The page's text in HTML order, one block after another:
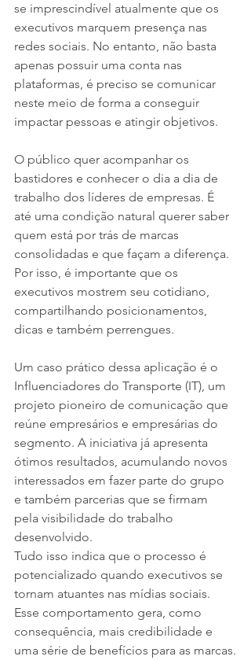
se imprescindível atualmente que os
executivos marquem presença nas
redes sociais. No entanto, não basta
apenas possuir uma conta nas
plataformas, é preciso se comunicar
neste meio de forma a conseguir
impactar pessoas e atingir objetivos.
O público quer acompanhar os
bastidores e conhecer o dia a dia de
trabalho dos líderes de empresas. É
até uma condição natural querer saber
quem está por trás de marcas
consolidadas e que façam a diferença.
Por isso, é importante que os
executivos mostrem seu cotidiano,
compartilhando posicionamentos,
dicas e também perrengues.
Um caso prático dessa aplicação é o
Influenciadores do Transporte (IT), um
projeto pioneiro de comunicação que
reúne empresários e empresárias do
segmento. A iniciativa já apresenta
ótimos resultados, acumulando novos
interessados em fazer parte do grupo
e também parcerias que se firmam
pela visibilidade do trabalho
desenvolvido.
Tudo isso indica que o processo é
potencializado quando executivos se
tornam atuantes nas mídias sociais.
Esse comportamento gera, como
consequência, mais credibilidade e
uma série de benefícios para as marcas.